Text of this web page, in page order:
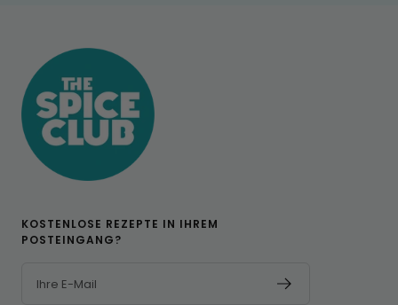
KOSTENLOSE REZEPTE IN IHREM
POSTEINGANG?
Ihre E-Mail